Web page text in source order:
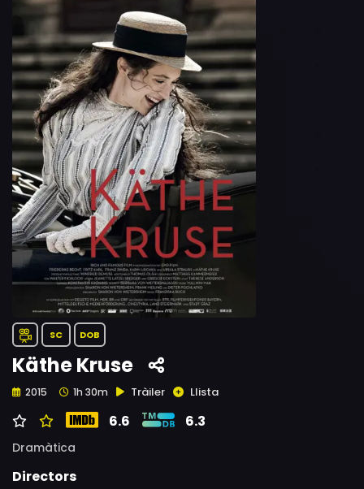
SC DOB
Käthe Kruse
2015 1h 30m Tràiler Llista
6.6 6.3
Dramàtica
Directors